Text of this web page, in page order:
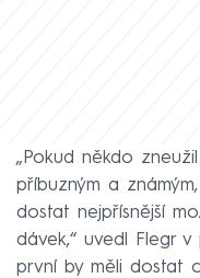
„Pokud někdo
příbuzným a
dostat nejpřísnější
dávek,“ uvedl Flegr
první by měli dostat